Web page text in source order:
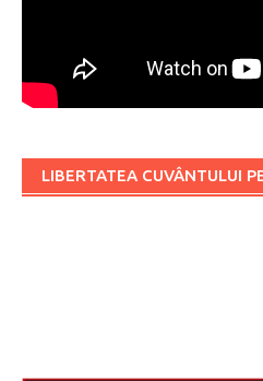
LIBERTATEA CUVÂNTULUI